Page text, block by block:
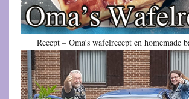
Recept – Oma’s wafelrecept en homemade